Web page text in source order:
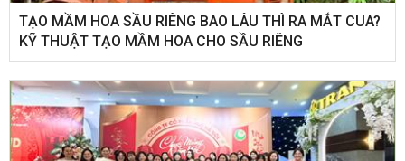
TẠO MẦM HOA SẦU RIÊNG BAO LÂU THÌ RA MẮT CUA?
KỸ THUẬT TẠO MẦM HOA CHO SẦU RIÊNG